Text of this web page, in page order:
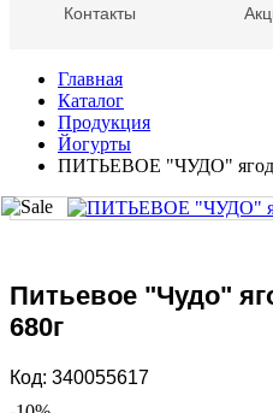
Контакты
Главная
Каталог
Продукция
Йогурты
ПИТЬЕВОЕ "ЧУДО"
Питьевое "Чудо"
680г
Код: 340055617